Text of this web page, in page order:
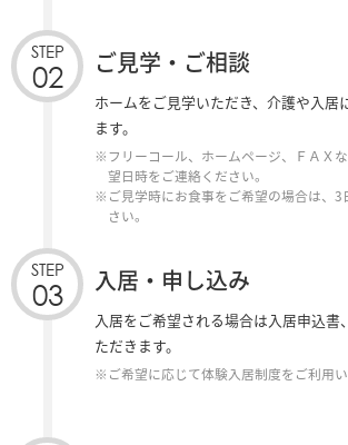
STEP
02 ご見学・ご相談
ホームをご見学いただき、介護や入居
ます。
※フリーコール、ホームページ、ＦＡＸ
望日時をご連絡ください。
※ご見学時にお食事をご希望の場合は、3
さい。
STEP
03 入居・申し込み
入居をご希望される場合は入居申込書
ただきます。
※ご希望に応じて体験入居制度をご利用い